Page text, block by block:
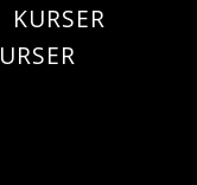
KURSER